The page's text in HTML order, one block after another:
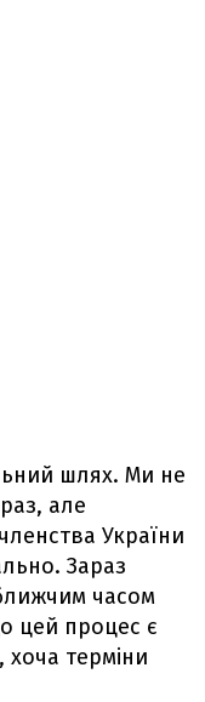
шлях. Ми не
але
України
Зараз
часом
цей процес є
терміни